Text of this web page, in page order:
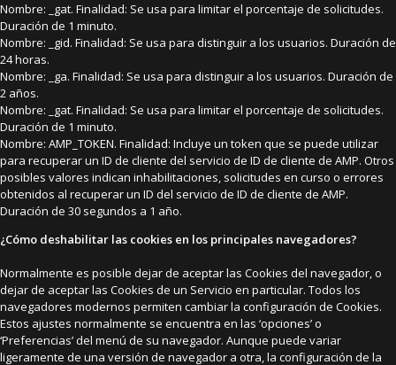
Nombre: _gat. Finalidad: Se usa para limitar el porcentaje de solicitudes.
Duración de 1 minuto.
Nombre: _gid. Finalidad: Se usa para distinguir a los usuarios. Duración de
24 horas.
Nombre: _ga. Finalidad: Se usa para distinguir a los usuarios. Duración de
2 años.
Nombre: _gat. Finalidad: Se usa para limitar el porcentaje de solicitudes.
Duración de 1 minuto.
Nombre: AMP_TOKEN. Finalidad: Incluye un token que se puede utilizar
para recuperar un ID de cliente del servicio de ID de cliente de AMP. Otros
posibles valores indican inhabilitaciones, solicitudes en curso o errores
obtenidos al recuperar un ID del servicio de ID de cliente de AMP.
Duración de 30 segundos a 1 año.
¿Cómo deshabilitar las cookies en los principales navegadores?
Normalmente es posible dejar de aceptar las Cookies del navegador, o
dejar de aceptar las Cookies de un Servicio en particular. Todos los
navegadores modernos permiten cambiar la configuración de Cookies.
Estos ajustes normalmente se encuentra en las ‘opciones’ o
‘Preferencias’ del menú de su navegador. Aunque puede variar
ligeramente de una versión de navegador a otra, la configuración de la